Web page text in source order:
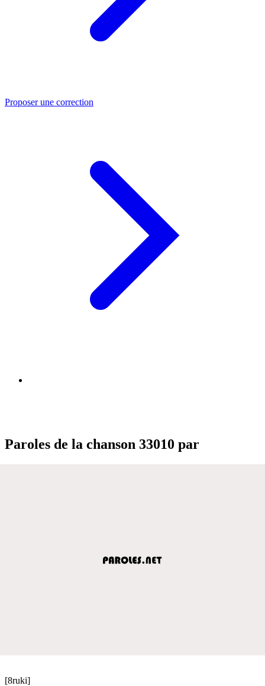
Proposer une correction
Paroles de la chanson 33010 par
[8ruki]